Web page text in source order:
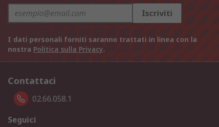
Iscriviti
I dati personali forniti saranno trattati in linea con la
nostra Politica sulla Privacy.
Contattaci
02.66.058.1
Seguici